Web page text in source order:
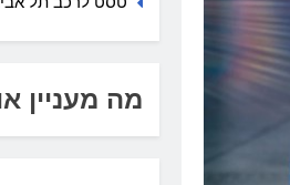
מה מעניין